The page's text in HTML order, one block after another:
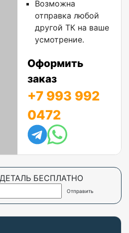
Возможна
отправка любой
другой ТК на ваше
усмотрение.
Оформить
заказ
+7 993 992
0472
БЕСПЛАТНО